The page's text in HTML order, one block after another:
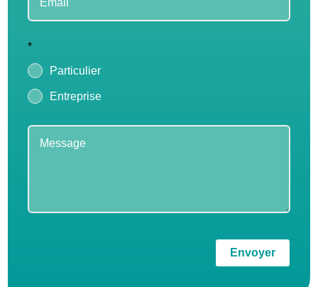
*
Particulier
Entreprise
Envoyer